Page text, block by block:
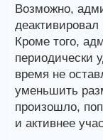
Возможно,
Кроме того,
периодически
время не
уменьшить
произошло,
и активнее